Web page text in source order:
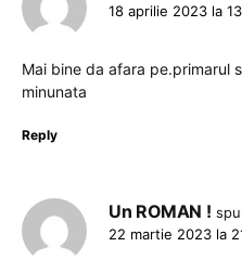
18 aprilie 2023 la
Mai bine da afara pe.primarul
minunata
Reply
Un ROMAN !
22 martie 2023 la